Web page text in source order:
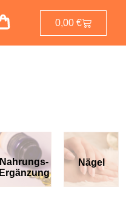
0,00€
Nahrungs-
Ergänzung
Nägel